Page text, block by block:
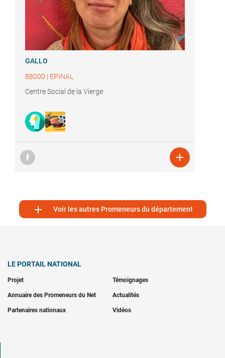
GALLO
88000 | EPINAL
Centre Social de la Vierge

 Voir les autres Promeneurs du département
LE PORTAIL NATIONAL
Projet Témoignages
Annuaire des Promeneurs du Net Actualités
Partenaires nationaux Vidéos